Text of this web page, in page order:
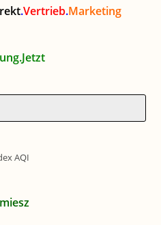
.Vertrieb.Marketing